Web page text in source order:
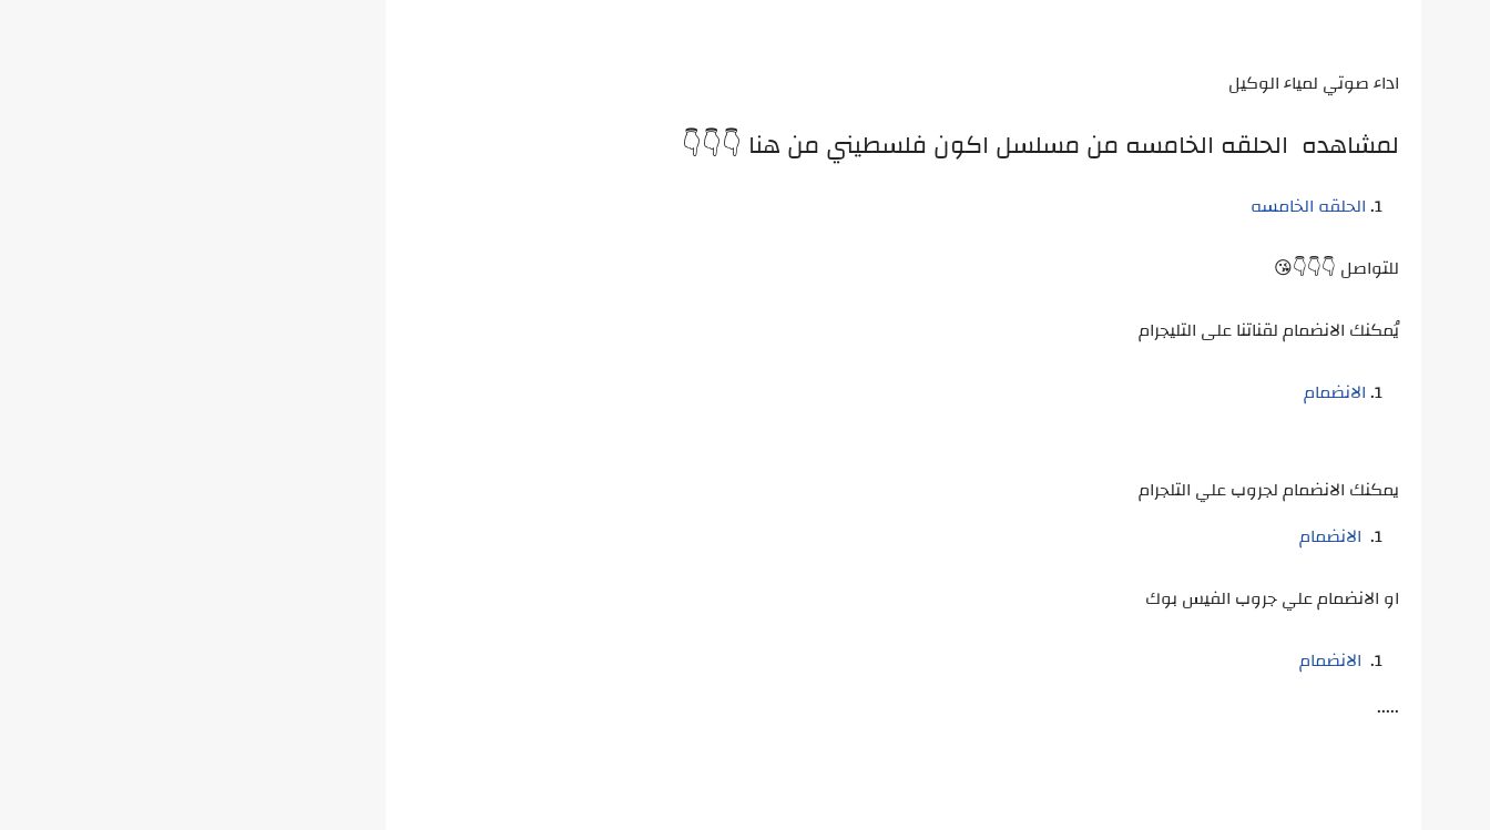
اداء صوتي لمياء الوكيل
لمشاهده الحلقه الخامسه من مسلسل اكون فلسطيني من هنا 👇👇👇
الحلقه الخامسه
للتواصل 👇👇👇😘
يُمكنك الانضمام لقناتنا على التليجرام
الانضمام
يمكنك الانضمام لجروب علي التلجرام
الانضمام
او الانضمام علي جروب الفيس بوك
الانضمام
.....